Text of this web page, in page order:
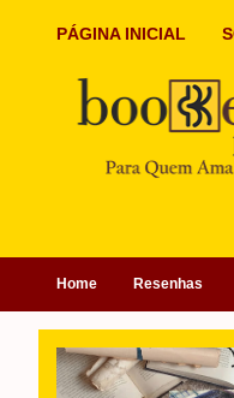
PÁGINA INICIAL
Home Resenhas